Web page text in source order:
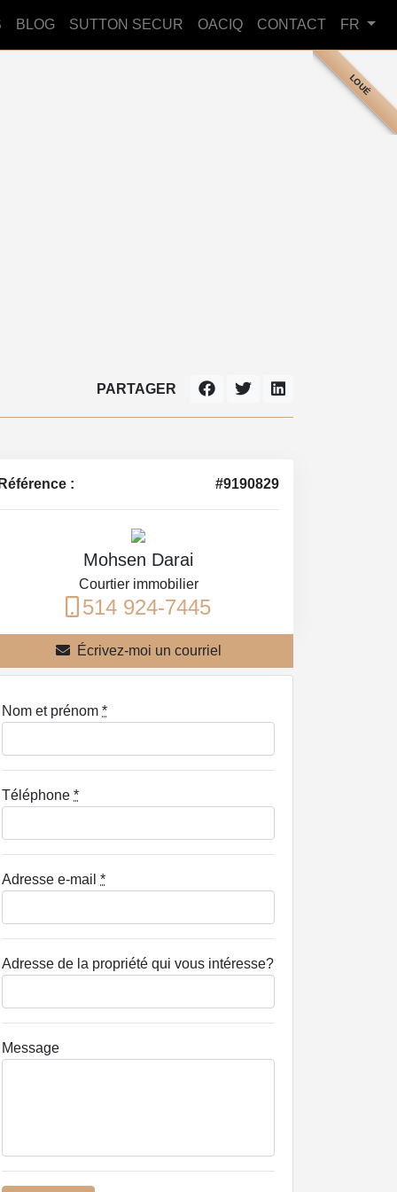
BLOG SUTTON SECUR OACIQ CONTACT FR
LOUÉ
PARTAGER
Référence : #9190829
Mohsen Darai
Courtier immobilier
514 924-7445
Écrivez-moi un courriel
Nom et prénom *
Téléphone *
Adresse e-mail *
Adresse de la propriété qui vous intéresse?
Message